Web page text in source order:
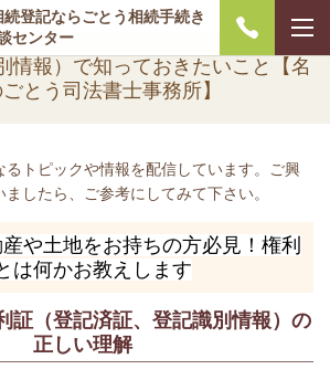
登記ならごとう相続手続き
センター
情報）で知っておきたいこと【名
とう司法書士事務所】
るトピックや情報を配信しています。ご興
したら、ご参考にしてみて下さい。
や土地をお持ちの方必見！権利
は何かお教えします
証（登記済証、登記識別情報）の
正しい理解